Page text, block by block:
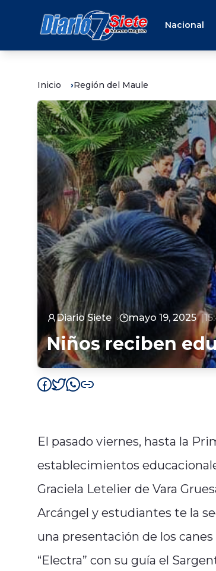
Nacional
Inicio Región del Maule
Diario Siete mayo 19, 2025
Niños reciben
El pasado viernes, hasta la
establecimientos
Graciela Letelier de Vara
Arcángel y estudiantes te la
una presentación de los
“Electra” con su guía el